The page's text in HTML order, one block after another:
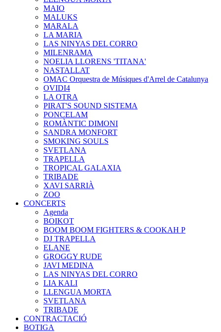
MAIO
MALUKS
MARALA
LA MARIA
LAS NINYAS DEL CORRO
MILENRAMA
NOELIA LLORENS 'TITANA'
NASTALLAT
OMAC Orquestra de Músiques d'Arrel de Catalunya
OVIDI4
LA OTRA
PIRAT'S SOUND SISTEMA
PONCELAM
ROMÀNTIC DIMONI
SANDRA MONFORT
SMOKING SOULS
SVETLANA
TRAPELLA
TROPICAL GALAXIA
TRIBADE
XAVI SARRIÀ
ZOO
CONCERTS
Agenda
BOIKOT
BOOM BOOM FIGHTERS & COOKAH P
DJ TRAPELLA
ELANE
GROGGY RUDE
JAVI MEDINA
LAS NINYAS DEL CORRO
LIA KALI
LLENGUA MORTA
SVETLANA
TRIBADE
CONTRACTACIÓ
BOTIGA